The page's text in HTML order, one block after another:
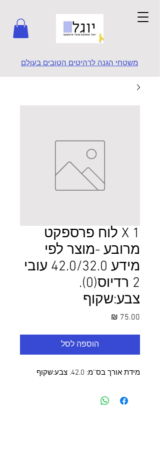
משטחי הגנה לרהיטים הטובים בעולם
1 X לוח פרספקט
מרובע -מוצר לפי
מידע 42.0/32.0 עובי
2 רדיוס(0).
צבע:שקוף
הוספה לסל
מידת אורך בס''מ: 42.0. צבע:שקוף